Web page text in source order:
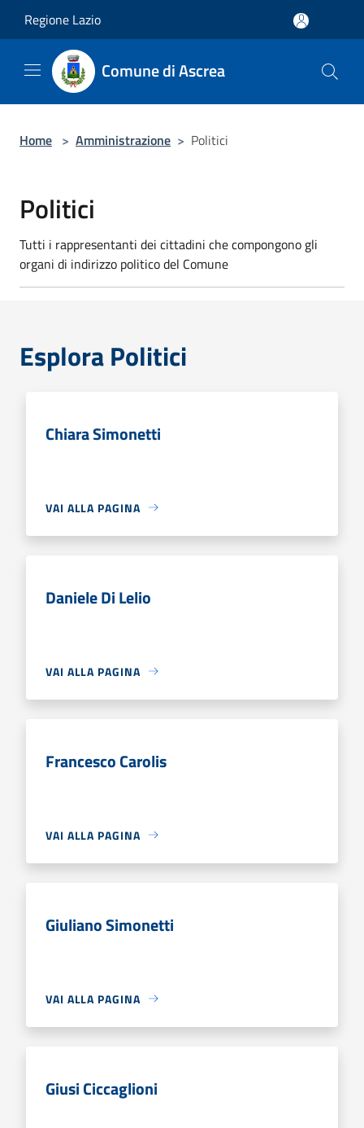
Regione Lazio
Comune di Ascrea
Home > Amministrazione > Politici
Politici
Tutti i rappresentanti dei cittadini che compongono gli
organi di indirizzo politico del Comune
Esplora Politici
Chiara Simonetti
VAI ALLA PAGINA
Daniele Di Lelio
VAI ALLA PAGINA
Francesco Carolis
VAI ALLA PAGINA
Giuliano Simonetti
VAI ALLA PAGINA
Giusi Ciccaglioni